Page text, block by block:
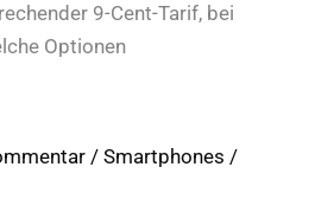
9-Cent-Tarif, bei
Optionen
/ Smartphones /